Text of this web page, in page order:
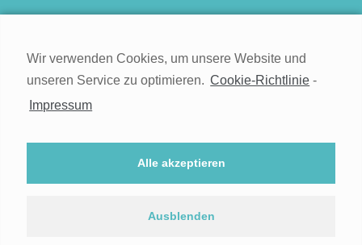
Widerruf
Wir verwenden Cookies, um unsere Website und
unseren Service zu optimieren. Cookie-Richtlinie -
Impressum
Alle akzeptieren
Ausblenden